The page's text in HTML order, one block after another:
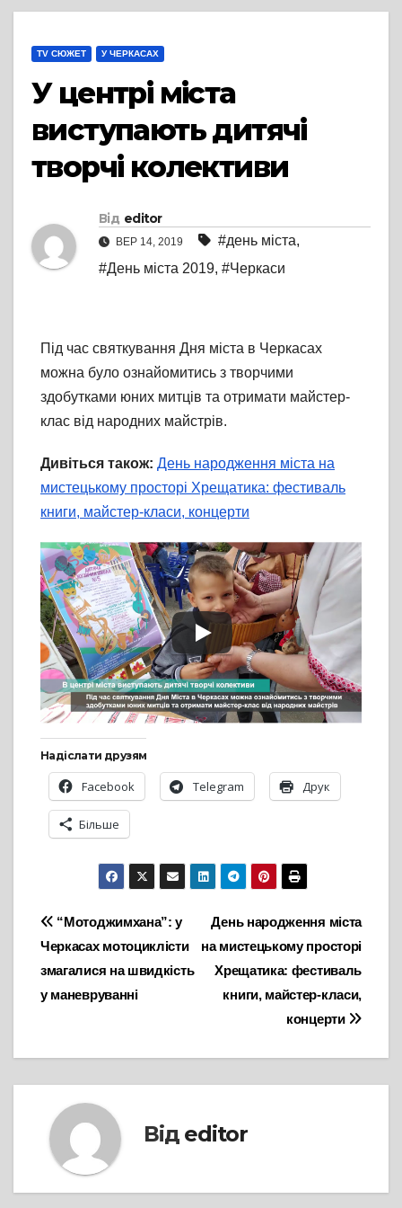
TV СЮЖЕТ У ЧЕРКАСАХ
У центрі міста
виступають дитячі
творчі колективи
Від editor
ВЕР 14, 2019 #день міста,
#День міста 2019, #Черкаси
Під час святкування Дня міста в Черкасах
можна було ознайомитись з творчими
здобутками юних митців та отримати майстер-
клас від народних майстрів.
Дивіться також: День народження міста на
мистецькому просторі Хрещатика: фестиваль
книги, майстер-класи, концерти
Надіслати друзям
Facebook Telegram Друк
Більше
Навігація
записів
День народження міста
на мистецькому просторі
Хрещатика: фестиваль
книги, майстер-класи,
концерти
“Мотоджимхана”: у
Черкасах мотоциклісти
змагалися на швидкість
у маневруванні
Від editor